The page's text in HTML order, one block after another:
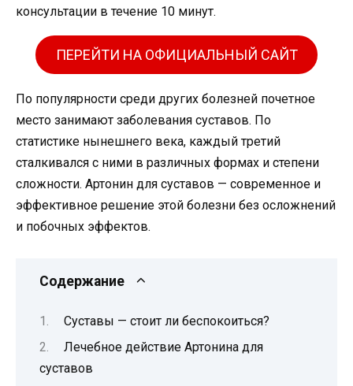
консультации в течение 10 минут.
ПЕРЕЙТИ НА ОФИЦИАЛЬНЫЙ САЙТ
По популярности среди других болезней почетное
место занимают заболевания суставов. По
статистике нынешнего века, каждый третий
сталкивался с ними в различных формах и степени
сложности. Артонин для суставов — современное и
эффективное решение этой болезни без осложнений
и побочных эффектов.
Содержание
Суставы — стоит ли беспокоиться?
Лечебное действие Артонина для
суставов